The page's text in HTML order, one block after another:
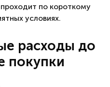
по короткому
условиях.
расходы до
покупки